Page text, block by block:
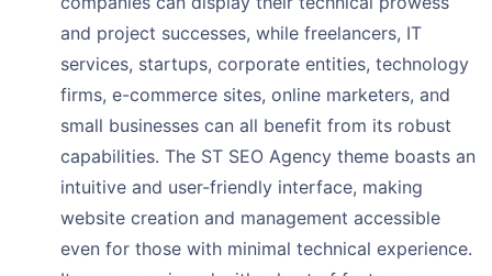
and project successes, while freelancers, IT
services, startups, corporate entities, technology
firms, e-commerce sites, online marketers, and
small businesses can all benefit from its robust
capabilities. The ST SEO Agency theme boasts an
intuitive and user-friendly interface, making
website creation and management accessible
even for those with minimal technical experience.